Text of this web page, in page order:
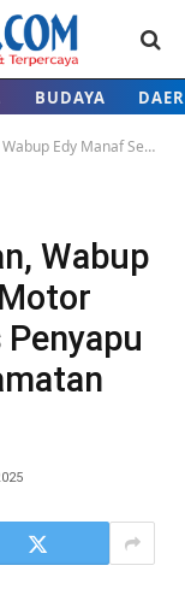
BUDAYA
Petugas Penyapu ke Kelurahan se-Kecamatan Ujungbulu
Wabup